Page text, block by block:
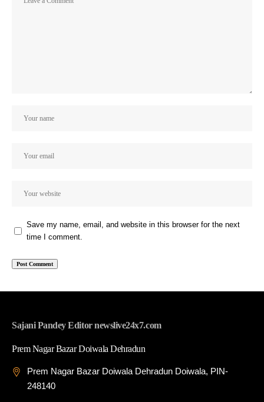
Save my name, email, and website in this browser for the next
time I comment.
Sajani Pandey Editor newslive24x7.com
Prem Nagar Bazar Doiwala Dehradun
Prem Nagar Bazar Doiwala Dehradun Doiwala, PIN-
248140